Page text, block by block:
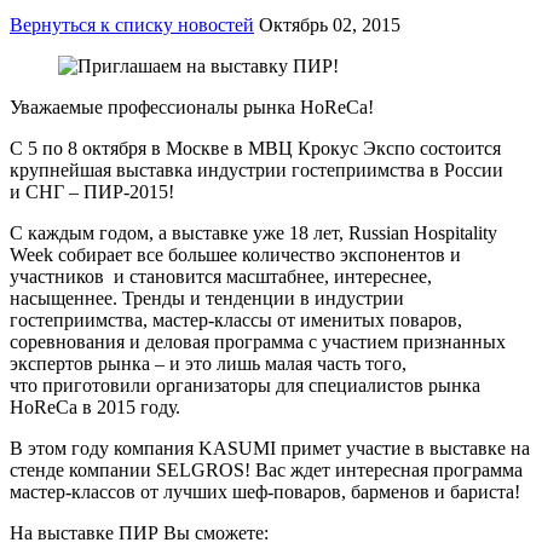
Вернуться к списку новостей Октябрь 02, 2015
Уважаемые профессионалы рынка HoReCa!
С 5 по 8 октября в Москве в МВЦ Крокус Экспо состоится
крупнейшая выставка индустрии гостеприимства в России
и СНГ – ПИР-2015!
С каждым годом, а выставке уже 18 лет, Russian Hospitality
Week собирает все большее количество экспонентов и
участников и становится масштабнее, интереснее,
насыщеннее. Тренды и тенденции в индустрии
гостеприимства, мастер-классы от именитых поваров,
соревнования и деловая программа с участием признанных
экспертов рынка – и это лишь малая часть того,
что приготовили организаторы для специалистов рынка
HoReCa в 2015 году.
В этом году компания KASUMI примет участие в выставке на
стенде компании SELGROS! Вас ждет интересная программа
мастер-классов от лучших шеф-поваров, барменов и бариста!
На выставке ПИР Вы сможете: